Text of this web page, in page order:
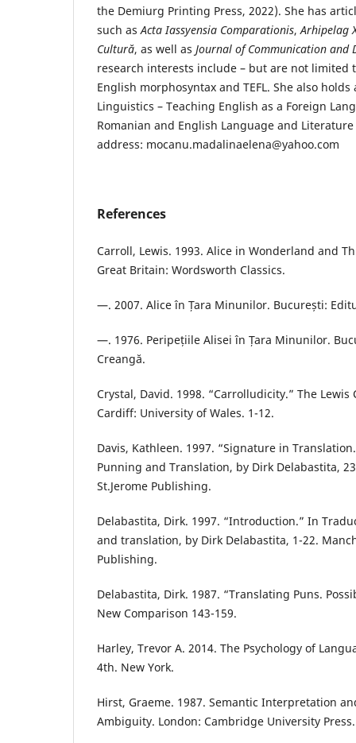
the Demiurg Printing Press, 2022). She has
such asActa Iassyensia Comparationis,Arhipelag
Cultură, as well as Journal of Communication and
research interests include – but are not limited
English morphosyntax and TEFL. She also
Linguistics – Teaching English as a Foreign
Romanian and English Language and
address: mocanu.madalinaelena@yahoo.com
References
Carroll, Lewis. 1993. Alice in Wonderland and
Great Britain: Wordsworth Classics.
—. 2007. Alice în Țara Minunilor. București:
—. 1976. Peripețiile Alisei în Țara Minunilor.
Creangă.
Crystal, David. 1998. “Carrolludicity.” The
Cardiff: University of Wales. 1-12.
Davis, Kathleen. 1997. “Signature in
Punning and Translation, by Dirk Delabastita,
St.Jerome Publishing.
Delabastita, Dirk. 1997. “Introduction.” In
and translation, by Dirk Delabastita, 1-22.
Publishing.
Delabastita, Dirk. 1987. “Translating Puns.
New Comparison 143-159.
Harley, Trevor A. 2014. The Psychology of
4th. New York.
Hirst, Graeme. 1987. Semantic Interpretation
Ambiguity. London: Cambridge University Press.